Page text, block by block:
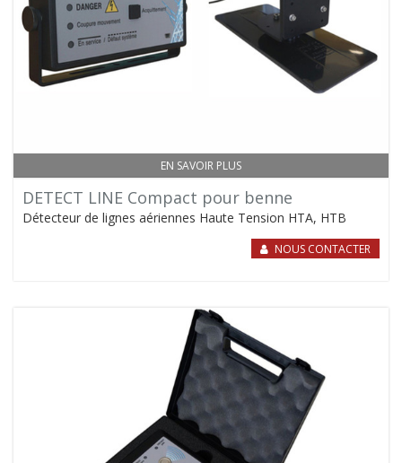
EN SAVOIR PLUS
DETECT LINE Compact pour benne
Détecteur de lignes aériennes Haute Tension HTA, HTB
NOUS CONTACTER